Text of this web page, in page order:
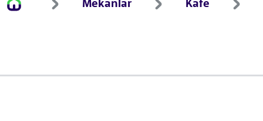
Mekanlar Kafe